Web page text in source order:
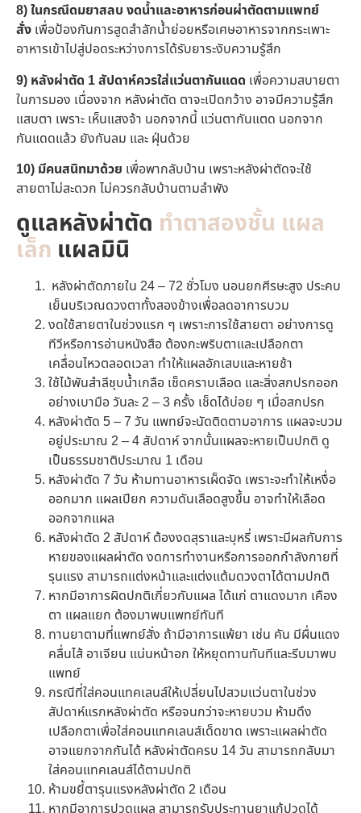
8)ในกรณีดมยาสลบ งดน้ำและอาหารก่อนผ่าตัดตามแพทย์
สั่ง เพื่อป้องกันการสูดสำลักน้ำย่อยหรือเศษอาหารจากกระเพาะ
อาหารเข้าไปสู่ปอดระหว่างการได้รับยาระงับความรู้สึก
9) หลังผ่าตัด 1 สัปดาห์ควรใส่แว่นตากันแดด เพื่อความสบายตา
ในการมอง เนื่องจาก หลังผ่าตัด ตาจะเปิดกว้าง อาจมีความรู้สึก
แสบตา เพราะ เห็นแสงจ้า นอกจากนี้ แว่นตากันแตด นอกจาก
กันแดดแล้ว ยังกันลม และ ฝุ่นด้วย
10) มีคนสนิทมาด้วย เพื่อพากลับบ้าน เพราะหลังผ่าตัดจะใช้
สายตาไม่สะดวก ไม่ควรกลับบ้านตามลำพัง
ดูแลหลังผ่าตัด ทำตาสองชั้น แผล
เล็ก แผลมินิ
หลังผ่าตัดภายใน 24 –72 ชั่วโมง นอนยกศีรษะสูง ประคบ
เย็นบริเวณดวงตาทั้งสองข้างเพื่อลดอาการบวม
งดใช้สายตาในช่วงแรก ๆ เพราะการใช้สายตา อย่างการดู
ทีวีหรือการอ่านหนังสือ ต้องกะพริบตาและเปลือกตา
เคลื่อนไหวตลอดเวลา ทำให้แผลอักเสบและหายช้า
ใช้ไม้พันสำลีชุบน้ำเกลือ เช็ดคราบเลือด และสิ่งสกปรกออก
อย่างเบามือ วันละ 2 – 3 ครั้ง เช็ดได้บ่อย ๆ เมื่อสกปรก
หลังผ่าตัด 5 – 7 วัน แพทย์จะนัดติดตามอาการ แผลจะบวม
อยู่ประมาณ 2 – 4 สัปดาห์ จากนั้นแผลจะหายเป็นปกติ ดู
เป็นธรรมชาติประมาณ 1 เดือน
หลังผ่าตัด 7 วัน ห้ามทานอาหารเผ็ดจัด เพราะจะทำให้เหงื่อ
ออกมาก แผลเปียก ความดันเลือดสูงขึ้น อาจทำให้เลือด
ออกจากแผล
หลังผ่าตัด 2 สัปดาห์ ต้องงดสุราและบุหรี่ เพราะมีผลกับการ
หายของแผลผ่าตัด งดการทำงานหรือการออกกำลังกายที่
รุนแรง สามารถแต่งหน้าและแต่งแต้มดวงตาได้ตามปกติ
หากมีอาการผิดปกติเกี่ยวกับแผล ได้แก่ ตาแดงมาก เคือง
ตา แผลแยก ต้องมาพบแพทย์ทันที
ทานยาตามที่แพทย์สั่ง ถ้ามีอาการแพ้ยา เช่น คัน มีผื่นแดง
คลื่นไส้ อาเจียน แน่นหน้าอก ให้หยุดทานทันทีและรีบมาพบ
แพทย์
กรณีที่ใส่คอนแทคเลนส์ให้เปลี่ยนไปสวมแว่นตาในช่วง
สัปดาห์แรกหลังผ่าตัด หรือจนกว่าจะหายบวม ห้ามดึง
เปลือกตาเพื่อใส่คอนแทคเลนส์เด็ดขาด เพราะแผลผ่าตัด
อาจแยกจากกันได้ หลังผ่าตัดครบ 14 วัน สามารถกลับมา
ใส่คอนแทคเลนส์ได้ตามปกติ
ห้ามขยี้ตารุนแรงหลังผ่าตัด 2 เดือน
หากมีอาการปวดแผล สามารถรับประทานยาแก้ปวดได้